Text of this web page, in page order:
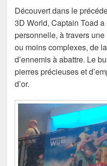
Découvert dans le
3D World, Captain Toad
personnelle, à travers
ou moins complexes, de
d’ennemis à abattre. Le
pierres précieuses et
d’or.